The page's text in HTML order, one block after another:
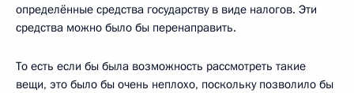
определённые средства государству в виде налогов. Эти
средства можно было бы перенаправить.
То есть если бы была возможность рассмотреть такие
вещи, это было бы очень неплохо, поскольку позволило бы